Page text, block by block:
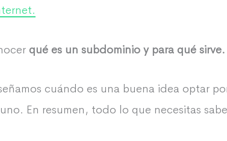
qué es un subdominio y para qué sirve.
cuándo es una buena idea optar
En resumen, todo lo que necesitas